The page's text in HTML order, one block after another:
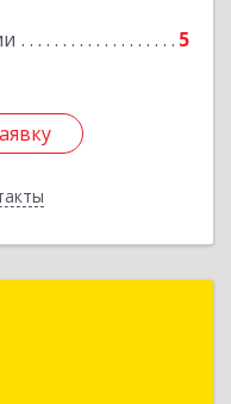
5
ул.Пушкина,